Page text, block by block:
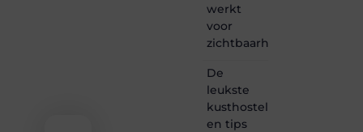
werkt
voor
zichtbaarheid
De
leukste
kusthostels
en tips